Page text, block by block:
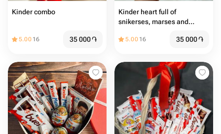
Kinder combo
5.00 16 35 000֏
Kinder heart full of
snikerses, marses and
5.00 16 35 000֏